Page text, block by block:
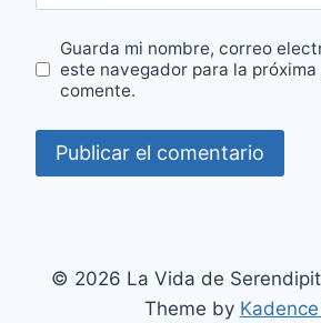
Guarda mi nombre, correo
este navegador para la próxima
comente.
© 2026 La Vida de
Theme by